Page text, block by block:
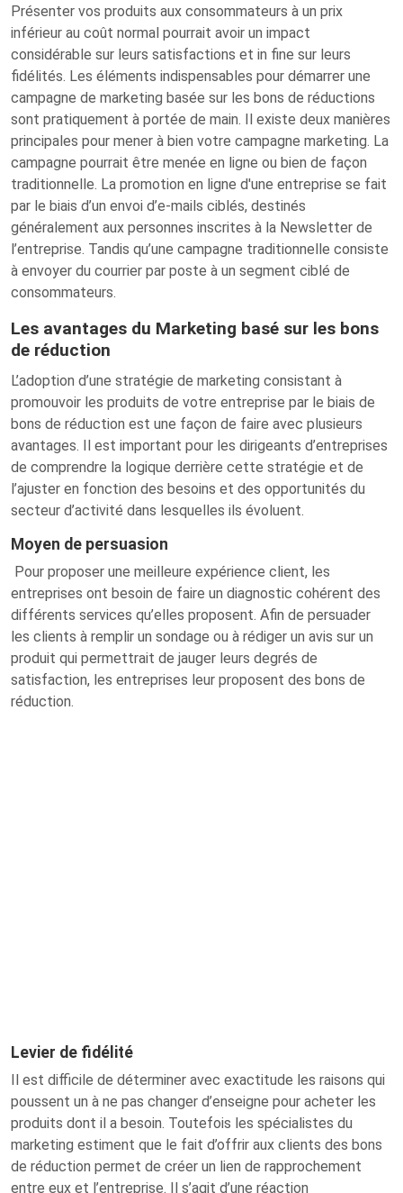
Présenter vos produits aux consommateurs à un prix
inférieur au coût normal pourrait avoir un impact
considérable sur leurs satisfactions et in fine sur leurs
fidélités. Les éléments indispensables pour démarrer une
campagne de marketing basée sur les bons de réductions
sont pratiquement à portée de main. Il existe deux manières
principales pour mener à bien votre campagne marketing. La
campagne pourrait être menée en ligne ou bien de façon
traditionnelle. La promotion en ligne d'une entreprise se fait
par le biais d’un envoi d’e-mails ciblés, destinés
généralement aux personnes inscrites à la Newsletter de
l’entreprise. Tandis qu’une campagne traditionnelle consiste
à envoyer du courrier par poste à un segment ciblé de
consommateurs.
Les avantages du Marketing basé sur les bons
de réduction
L’adoption d’une stratégie de marketing consistant à
promouvoir les produits de votre entreprise par le biais de
bons de réduction est une façon de faire avec plusieurs
avantages. Il est important pour les dirigeants d’entreprises
de comprendre la logique derrière cette stratégie et de
l’ajuster en fonction des besoins et des opportunités du
secteur d’activité dans lesquelles ils évoluent.
Moyen de persuasion
Pour proposer une meilleure expérience client, les
entreprises ont besoin de faire un diagnostic cohérent des
différents services qu’elles proposent. Afin de persuader
les clients à remplir un sondage ou à rédiger un avis sur un
produit qui permettrait de jauger leurs degrés de
satisfaction, les entreprises leur proposent des bons de
réduction.
Levier de fidélité
Il est difficile de déterminer avec exactitude les raisons qui
poussent un à ne pas changer d’enseigne pour acheter les
produits dont il a besoin. Toutefois les spécialistes du
marketing estiment que le fait d’offrir aux clients des bons
de réduction permet de créer un lien de rapprochement
entre eux et l’entreprise. Il s’agit d’une réaction